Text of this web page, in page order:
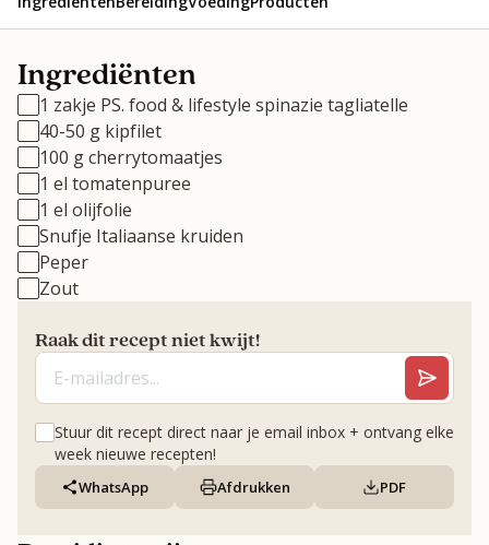
Ingrediënten
1 zakje PS. food & lifestyle spinazie tagliatelle
40-50 g kipfilet
100 g cherrytomaatjes
1 el tomatenpuree
1 el olijfolie
Snufje Italiaanse kruiden
Peper
Zout
Raak dit recept niet kwijt!
Stuur dit recept direct naar je email inbox + ontvang elke
week nieuwe recepten!
WhatsApp Afdrukken PDF